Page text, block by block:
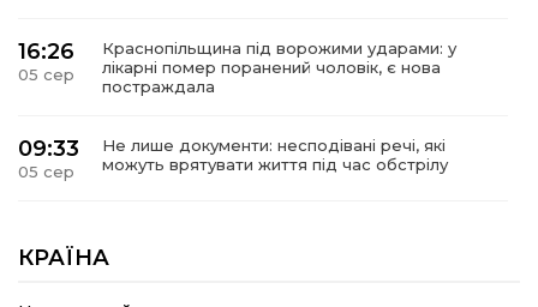
16:26
05 сер
Краснопільщина під ворожими ударами: у
лікарні помер поранений чоловік, є нова
постраждала
09:33
05 сер
Не лише документи: несподівані речі, які
можуть врятувати життя під час обстрілу
05 сер
виявлено описку?
КРАЇНА